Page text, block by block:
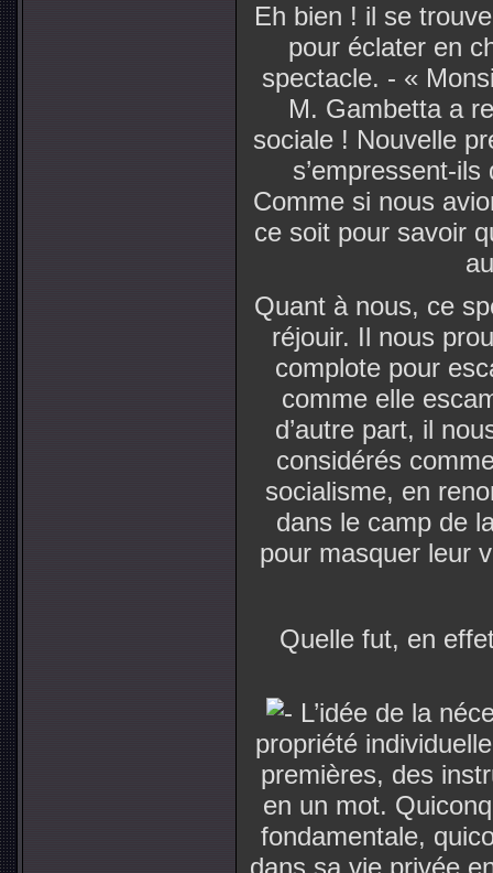
Eh bien ! il se
pour éclater en
spectacle. - «
M. Gambetta a
sociale ! Nouvelle
s’empressent-
Comme si nous
ce soit pour savoir
Quant à nous, ce
réjouir. Il nous
complote pour
comme elle
d’autre part, il
considérés
socialisme, en
dans le camp de
pour masquer leur
Quelle fut, en
L’idée de la
propriété
premières, des
en un mot.
fondamentale,
dans sa vie privée